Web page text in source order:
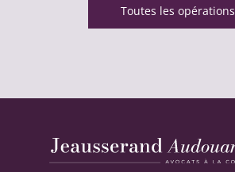
Toutes les opérations